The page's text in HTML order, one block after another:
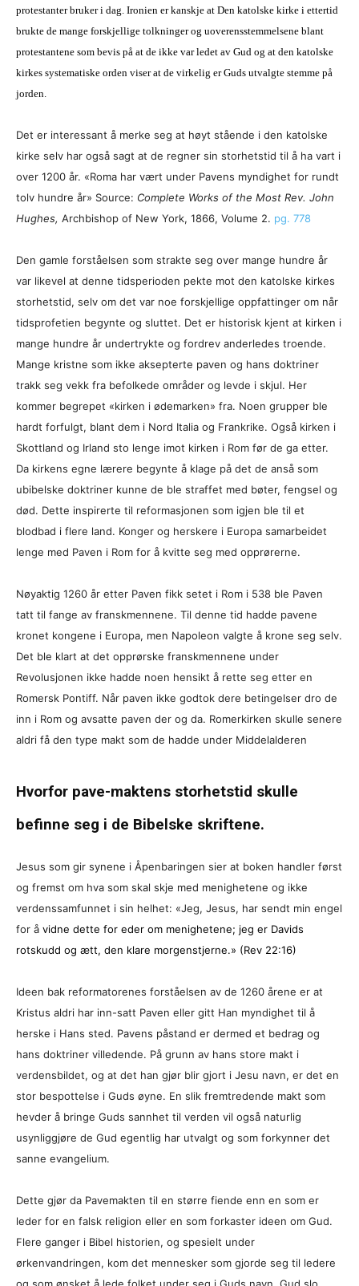
protestanter bruker i dag. Ironien er kanskje at Den katolske kirke i ettertid
brukte de mange forskjellige tolkninger og uoverensstemmelsene blant
protestantene som bevis på at de ikke var ledet av Gud og at den katolske
kirkes systematiske orden viser at de virkelig er Guds utvalgte stemme på
jorden.
Det er interessant å merke seg at høyt stående i den katolske
kirke selv har også sagt at de regner sin storhetstid til å ha vart i
over 1200 år. «Roma har vært under Pavens myndighet for rundt
tolv hundre år» Source: Complete Works of the Most Rev. John
Hughes, Archbishop of New York, 1866, Volume 2. pg. 778
Den gamle forståelsen som strakte seg over mange hundre år
var likevel at denne tidsperioden pekte mot den katolske kirkes
storhetstid, selv om det var noe forskjellige oppfattinger om når
tidsprofetien begynte og sluttet. Det er historisk kjent at kirken i
mange hundre år undertrykte og fordrev anderledes troende.
Mange kristne som ikke aksepterte paven og hans doktriner
trakk seg vekk fra befolkede områder og levde i skjul. Her
kommer begrepet «kirken i ødemarken» fra. Noen grupper ble
hardt forfulgt, blant dem i Nord Italia og Frankrike. Også kirken i
Skottland og Irland sto lenge imot kirken i Rom før de ga etter.
Da kirkens egne lærere begynte å klage på det de anså som
ubibelske doktriner kunne de ble straffet med bøter, fengsel og
død. Dette inspirerte til reformasjonen som igjen ble til et
blodbad i flere land. Konger og herskere i Europa samarbeidet
lenge med Paven i Rom for å kvitte seg med opprørerne.
Nøyaktig 1260 år etter Paven fikk setet i Rom i 538 ble Paven
tatt til fange av franskmennene. Til denne tid hadde pavene
kronet kongene i Europa, men Napoleon valgte å krone seg selv.
Det ble klart at det opprørske franskmennene under
Revolusjonen ikke hadde noen hensikt å rette seg etter en
Romersk Pontiff. Når paven ikke godtok dere betingelser dro de
inn i Rom og avsatte paven der og da. Romerkirken skulle senere
aldri få den type makt som de hadde under Middelalderen
Hvorfor pave-maktens storhetstid skulle
befinne seg i de Bibelske skriftene.
Jesus som gir synene i Åpenbaringen sier at boken handler først
og fremst om hva som skal skje med menighetene og ikke
verdenssamfunnet i sin helhet: «Jeg, Jesus, har sendt min engel
for å vidne dette for eder om menighetene; jeg er Davids
rotskudd og ætt, den klare morgenstjerne.» (Rev 22:16)
Ideen bak reformatorenes forståelsen av de 1260 årene er at
Kristus aldri har inn-satt Paven eller gitt Han myndighet til å
herske i Hans sted. Pavens påstand er dermed et bedrag og
hans doktriner villedende. På grunn av hans store makt i
verdensbildet, og at det han gjør blir gjort i Jesu navn, er det en
stor bespottelse i Guds øyne. En slik fremtredende makt som
hevder å bringe Guds sannhet til verden vil også naturlig
usynliggjøre de Gud egentlig har utvalgt og som forkynner det
sanne evangelium.
Dette gjør da Pavemakten til en større fiende enn en som er
leder for en falsk religion eller en som forkaster ideen om Gud.
Flere ganger i Bibel historien, og spesielt under
ørkenvandringen, kom det mennesker som gjorde seg til ledere